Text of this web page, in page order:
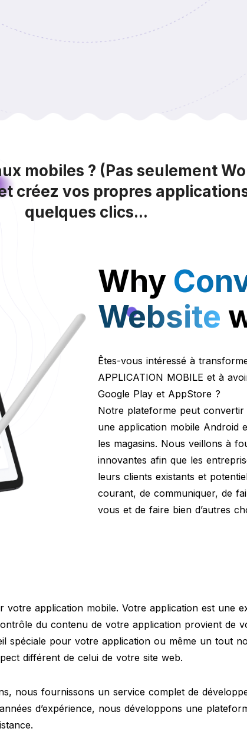
mobiles ? (Pas seulement
créez vos propres applications
quelques clics...
Why
Website
Êtes-vous intéressé à
APPLICATION MOBILE et à
Google Play et AppStore ?
Notre plateforme peut convertir
une application mobile Android
les magasins. Nous veillons à
innovantes afin que les
leurs clients existants et
courant, de communiquer, de
vous et de faire bien d’autres
application mobile. Votre application est une
du contenu de votre application provient de
spéciale pour votre application ou même un tout
différent de celui de votre site web.
nous fournissons un service complet de
d’expérience, nous développons une